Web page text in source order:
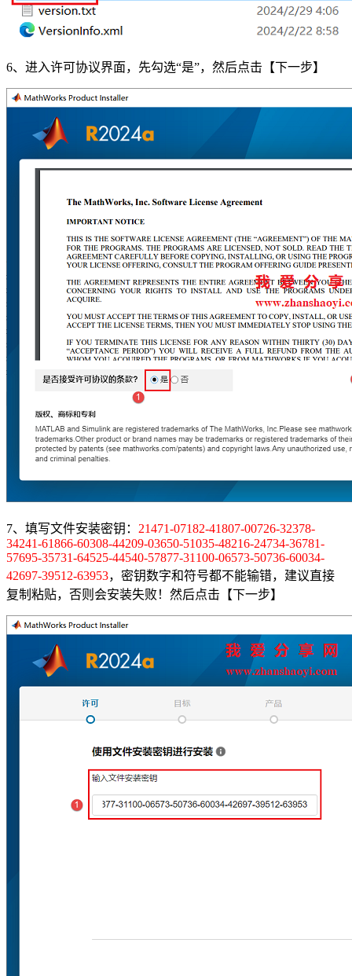
6、进入许可协议界面，先勾选“是”，然后点击【下一步】
7、填写文件安装密钥： 21471-07182-41807-00726-32378-
34241-61866-60308-44209-03650-51035-48216-24734-36781-
57695-35731-64525-44540-57877-31100-06573-50736-60034-
42697-39512-63953，密钥数字和符号都不能输错，建议直接
复制粘贴，否则会安装失败！然后点击【下一步】